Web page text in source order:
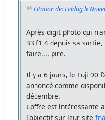
Citation de: Faldug le
Après digit photo qui
33 f1.4 depuis sa sortie,
faire.... pire.
Il y a 6 jours, le Fuji 90
annoncé comme
décembre.
L'offre est intéressante
l'objectif sur leur site